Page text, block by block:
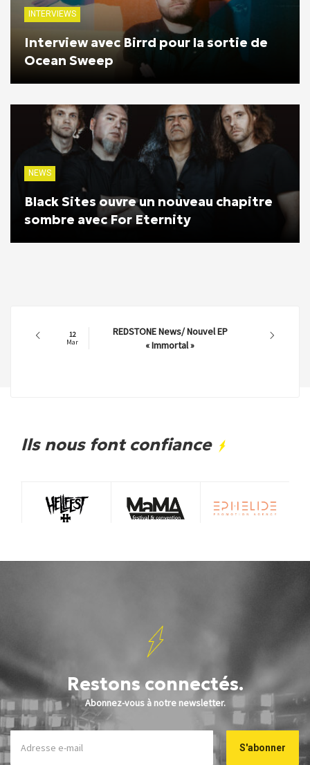
INTERVIEWS
Interview avec Birrd pour la sortie de
Ocean Sweep
NEWS
Black Sites ouvre un nouveau chapitre
sombre avec For Eternity
12
Mar
REDSTONE News/ Nouvel EP
« Immortal »
Ils nous font confiance
Restons connectés.
Abonnez-vous à notre newsletter.